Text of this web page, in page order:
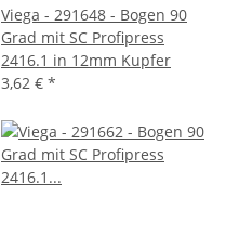
Viega - 291648 - Bogen 90
Grad mit SC Profipress
2416.1 in 12mm Kupfer
3,62 € *